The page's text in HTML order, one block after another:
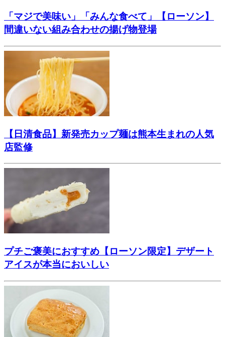
「マジで美味い」「みんな食べて」【ローソン】
間違いない組み合わせの揚げ物登場
【日清食品】新発売カップ麺は熊本生まれの人気
店監修
プチご褒美におすすめ【ローソン限定】デザート
アイスが本当においしい